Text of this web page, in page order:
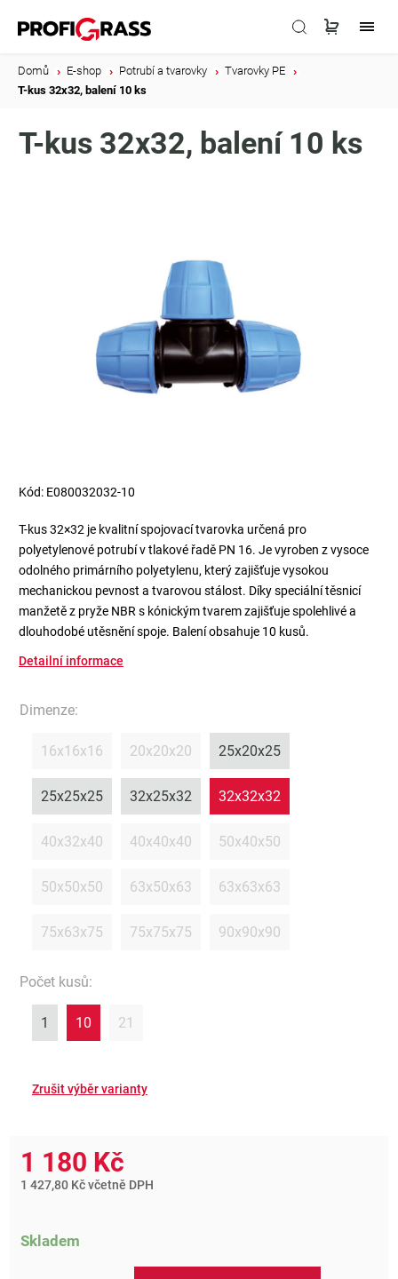
Domů E-shop Potrubí a tvarovky Tvarovky PE
T-kus 32x32, balení 10 ks
T-kus 32x32, balení 10 ks
Kód: E080032032-10
T-kus 32×32 je kvalitní spojovací tvarovka určená pro
polyetylenové potrubí v tlakové řadě PN 16. Je vyroben z vysoce
odolného primárního polyetylenu, který zajišťuje vysokou
mechanickou pevnost a tvarovou stálost. Díky speciální těsnicí
manžetě z pryže NBR s kónickým tvarem zajišťuje spolehlivé a
dlouhodobé utěsnění spoje. Balení obsahuje 10 kusů.
Detailní informace
Dimenze:
16x16x16 20x20x20 25x20x25
25x25x25 32x25x32 32x32x32
40x32x40 40x40x40 50x40x50
50x50x50 63x50x63 63x63x63
75x63x75 75x75x75 90x90x90
Počet kusů:
1 10 21
1 180 Kč
1 427,80 Kč včetně DPH
Skladem